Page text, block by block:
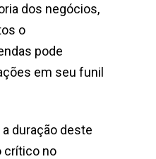
dos negócios,
o
pode
em seu funil
duração deste
crítico no